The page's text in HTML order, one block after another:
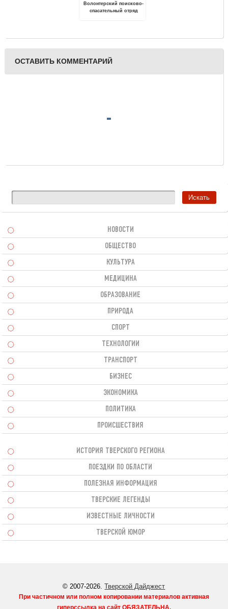
Волонтерский поисково-
спасательный отряд
ОСТАВИТЬ КОММЕНТАРИЙ
НОВОСТИ
ОБЩЕСТВО
КУЛЬТУРА
МЕДИЦИНА
ОБРАЗОВАНИЕ
ПРИРОДА
СПОРТ
ТЕХНОЛОГИИ
ТРАНСПОРТ
БИЗНЕС
ЭКОНОМИКА
ПОЛИТИКА
ПРОИСШЕСТВИЯ
ИСТОРИЯ ТВЕРСКОГО РЕГИОНА
ПОЕЗДКИ ПО ОБЛАСТИ
ПОЛЕЗНАЯ ИНФОРМАЦИЯ
ТВЕРСКИЕ ЛЕГЕНДЫ
ИЗВЕСТНЫЕ ЛИЧНОСТИ
ТВЕРСКОЙ ЮМОР
© 2007-2026.Тверской Дайджест
При частичном или полном копировании материалов активная
гиперссылка на сайт ОБЯЗАТЕЛЬНА.